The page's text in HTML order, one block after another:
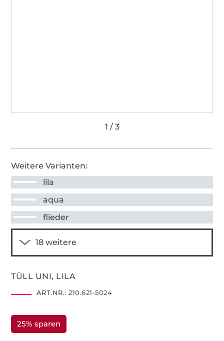
Weitere Varianten:
lila
aqua
flieder
TÜLL UNI, LILA
ART.NR.: 210.621-5024
25% sparen